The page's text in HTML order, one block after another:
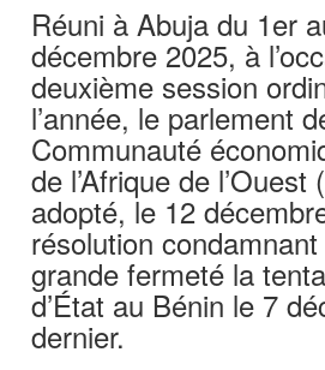
Réuni à Abuja du 1er
décembre 2025, à
deuxième session
l’année, le parlement
Communauté
de l’Afrique de
adopté, le 12
résolution
grande fermeté la
d’État au Bénin le 7
dernier.